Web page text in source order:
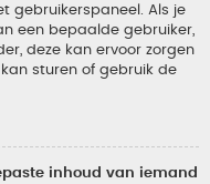
gebruikerspaneel. Als je
een bepaalde gebruiker,
deze kan ervoor zorgen
sturen of gebruik de
inhoud van iemand